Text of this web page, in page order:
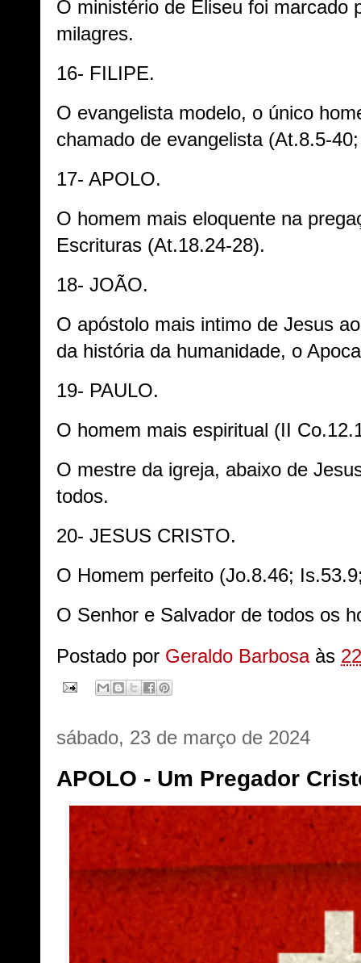
O ministério de Eliseu foi marcado
milagres.
16- FILIPE.
O evangelista modelo, o único
chamado de evangelista (At.8.5-
17- APOLO.
O homem mais eloquente na
Escrituras (At.18.24-28).
18- JOÃO.
O apóstolo mais intimo de Jesus
da história da humanidade, o
19- PAULO.
O homem mais espiritual (II
O mestre da igreja, abaixo de
todos.
20- JESUS CRISTO.
O Homem perfeito (Jo.8.46;
O Senhor e Salvador de todos os
Postado por Geraldo Barbosa às
sábado, 23 de março de 2024
APOLO - Um Pregador